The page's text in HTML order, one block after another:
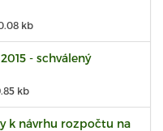
kb
- schválený
kb
k návrhu rozpočtu na